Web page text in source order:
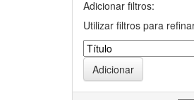
Adicionar filtros:
Utilizar filtros para